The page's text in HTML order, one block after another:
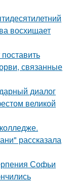
восхищает
связанные
диалог
великой
рассказала
Софьи